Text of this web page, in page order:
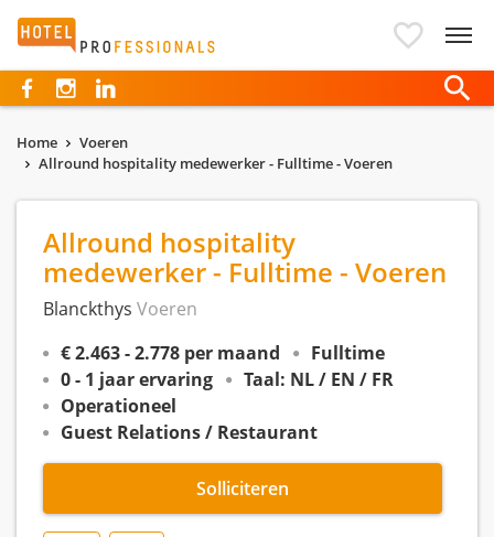
Hotelprofessionals
Home
Voeren
Allround hospitality medewerker - Fulltime - Voeren
Allround hospitality
medewerker - Fulltime - Voeren
Blanckthys Voeren
€ 2.463 - 2.778 per maand
Fulltime
0 - 1 jaar ervaring
Taal: NL / EN / FR
Operationeel
Guest Relations / Restaurant
Solliciteren